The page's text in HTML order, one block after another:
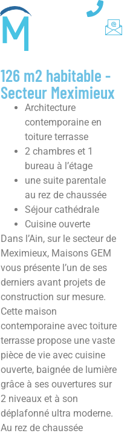
126 m2 habitable -
Secteur Meximieux
Architecture
contemporaine en
toiture terrasse
2 chambres et 1
bureau à l’étage
une suite parentale
au rez de chaussée
Séjour cathédrale
Cuisine ouverte
Dans l’Ain, sur le secteur de
Meximieux, Maisons GEM
vous présente l’un de ses
derniers avant projets de
construction sur mesure.
Cette maison
contemporaine avec toiture
terrasse propose une vaste
pièce de vie avec cuisine
ouverte, baignée de lumière
grâce à ses ouvertures sur
2 niveaux et à son
déplafonné ultra moderne.
Au rez de chaussée